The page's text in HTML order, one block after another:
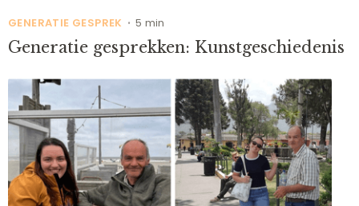
GENERATIE GESPREK • 5 min
Generatie gesprekken: Kunstgeschiedenis